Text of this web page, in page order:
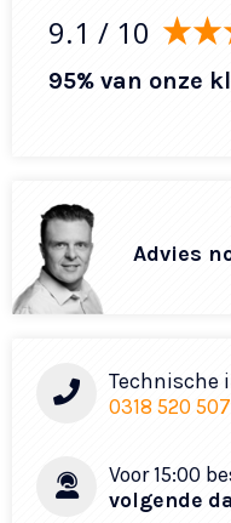
9.1 / 10
95% van onze
Advies
Technische
0318 520 507
Voor 15:00
volgende